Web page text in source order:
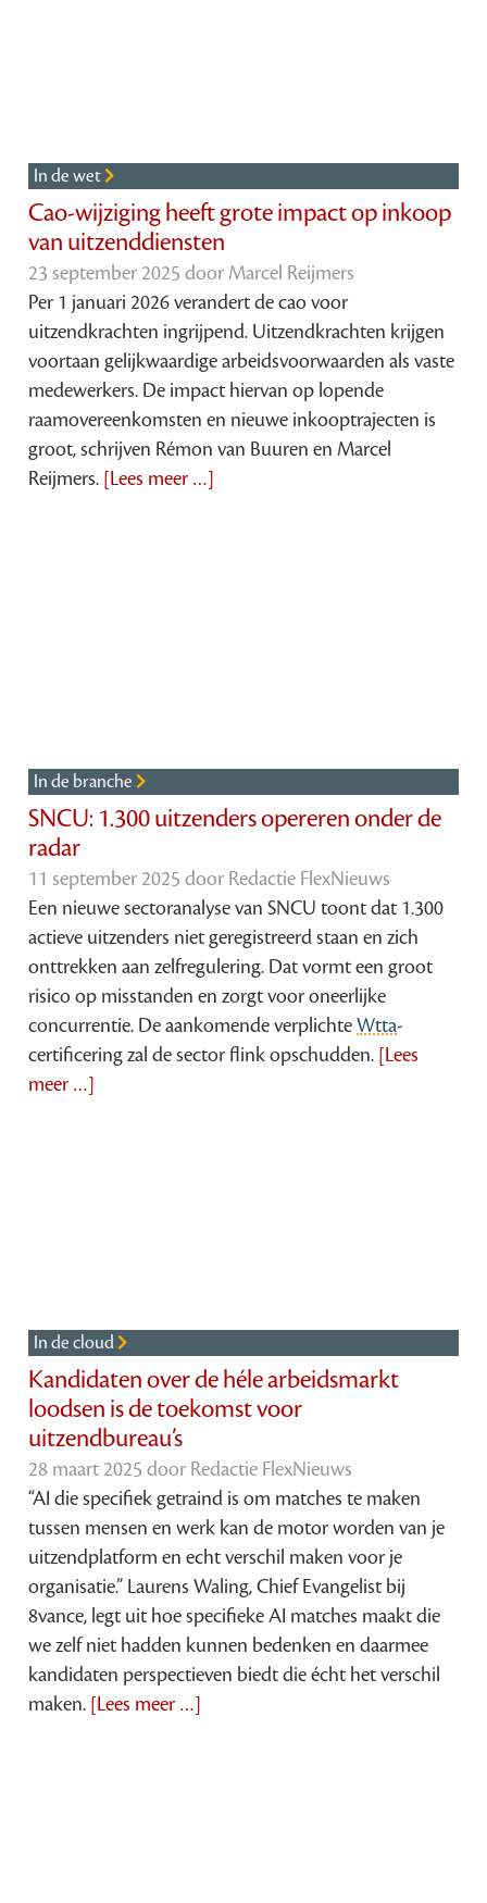
In de wet
Cao-wijziging heeft grote impact op inkoop
van uitzenddiensten
23 september 2025 door Marcel Reijmers
Per 1 januari 2026 verandert de cao voor
uitzendkrachten ingrijpend. Uitzendkrachten krijgen
voortaan gelijkwaardige arbeidsvoorwaarden als vaste
medewerkers. De impact hiervan op lopende
raamovereenkomsten en nieuwe inkooptrajecten is
groot, schrijven Rémon van Buuren en Marcel
Reijmers. [Lees meer …]
In de branche
SNCU: 1.300 uitzenders opereren onder de
radar
11 september 2025 door Redactie FlexNieuws
Een nieuwe sectoranalyse van SNCU toont dat 1.300
actieve uitzenders niet geregistreerd staan en zich
onttrekken aan zelfregulering. Dat vormt een groot
risico op misstanden en zorgt voor oneerlijke
concurrentie. De aankomende verplichteWtta-
certificering zal de sector flink opschudden. [Lees
meer …]
In de cloud
Kandidaten over de héle arbeidsmarkt
loodsen is de toekomst voor
uitzendbureau’s
28 maart 2025 door Redactie FlexNieuws
“AI die specifiek getraind is om matches te maken
tussen mensen en werk kan de motor worden van je
uitzendplatform en echt verschil maken voor je
organisatie.” Laurens Waling, Chief Evangelist bij
8vance, legt uit hoe specifieke AI matches maakt die
we zelf niet hadden kunnen bedenken en daarmee
kandidaten perspectieven biedt die écht het verschil
maken. [Lees meer …]